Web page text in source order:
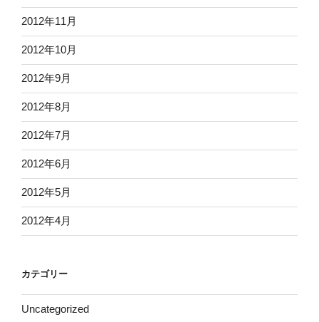
2012年11月
2012年10月
2012年9月
2012年8月
2012年7月
2012年6月
2012年5月
2012年4月
カテゴリー
Uncategorized